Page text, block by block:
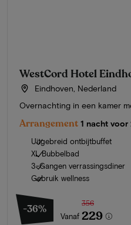
WestCord Hotel
Eindhoven, Nederland
Overnachting in een kamer
Arrangement 1 nacht
Uitgebreid ontbijtbuffet
XL Bubbelbad
3-Gangen verrassingsdiner
Gebruik wellness
-36%
Vanaf
356
229